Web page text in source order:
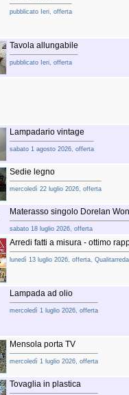
pubblicato Ieri, offerta
Tavola allungabile
pubblicato Ieri, offerta
Lampadario vintage
sabato 1 agosto 2026, offerta
Sedie legno
mercoledì 22 luglio 2026, offerta
Materasso singolo Dorelan
sabato 18 luglio 2026, offerta
Arredi fatti a misura - ottimo
lunedì 13 luglio 2026, offerta, Qualitarreda
Lampada ad olio
mercoledì 1 luglio 2026, offerta
Mensola porta TV
mercoledì 1 luglio 2026, offerta
Tovaglia in plastica